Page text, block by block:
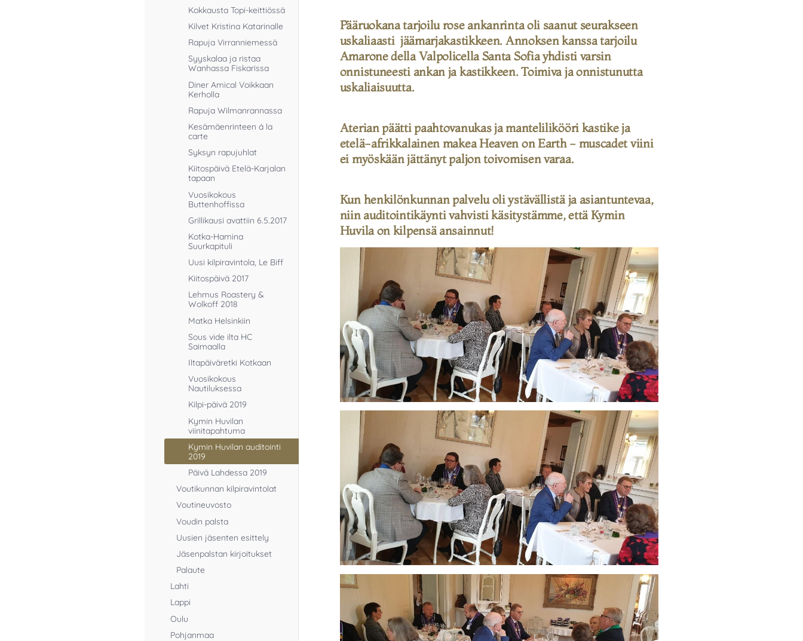
Kokkausta Topi-keittiössä
Kilvet Kristina Katarinalle
Rapuja Virranniemessä
Syyskalaa ja ristaa
Wanhassa Fiskarissa
Diner Amical Voikkaan
Kerholla
Rapuja Wilmanrannassa
Kesämäenrinteen á la
carte
Syksyn rapujuhlat
Kiitospäivä Etelä-Karjalan
tapaan
Vuosikokous
Buttenhoffissa
Grillikausi avattiin 6.5.2017
Kotka-Hamina
Suurkapituli
Uusi kilpiravintola, Le Biff
Kiitospäivä 2017
Lehmus Roastery &
Wolkoff 2018
Matka Helsinkiin
Sous vide ilta HC
Saimaalla
Iltapäiväretki Kotkaan
Vuosikokous
Nautiluksessa
Kilpi-päivä 2019
Kymin Huvilan
viinitapahtuma
Kymin Huvilan auditointi
2019
Päivä Lahdessa 2019
Voutikunnan kilpiravintolat
Voutineuvosto
Voudin palsta
Uusien jäsenten esittely
Jäsenpalstan kirjoitukset
Palaute
Lahti
Lappi
Oulu
Pohjanmaa
Pääruokana tarjoilu rose ankanrinta oli saanut seurakseen
uskaliaasti jäämarjakastikkeen. Annoksen kanssa tarjoilu
Amarone della Valpolicella Santa Sofia yhdisti varsin
onnistuneesti ankan ja kastikkeen. Toimiva ja onnistunutta
uskaliaisuutta.
Aterian päätti paahtovanukas ja mantelilikööri kastike ja
etelä-afrikkalainen makea Heaven on Earth - muscadet viini
ei myöskään jättänyt paljon toivomisen varaa.
Kun henkilönkunnan palvelu oli ystävällistä ja asiantuntevaa,
niin auditointikäynti vahvisti käsitystämme, että Kymin
Huvila on kilpensä ansainnut!